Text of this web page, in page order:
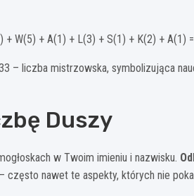
W(5) + A(1) + L(3) + S(1) + K(2) + A(1)
– liczba mistrzowska, symbolizująca
Duszy
w Twoim imieniu i nazwisku.
– często nawet te aspekty, których nie